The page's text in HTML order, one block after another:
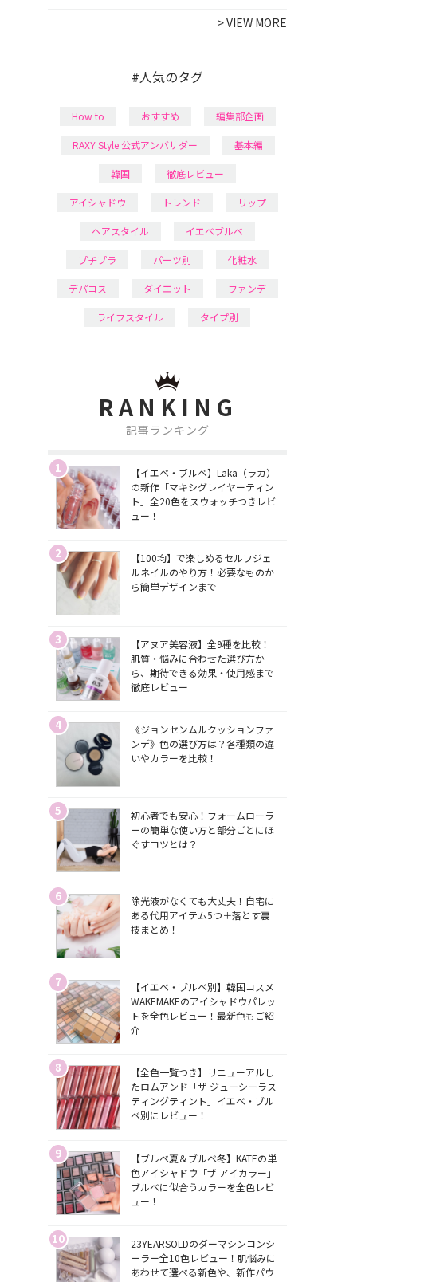
で最新情報をチェック。家事や育児の合
間に取り入れられる時短美容テクも実
>VIEW MORE
#人気のタグ
How to おすすめ 編集部企画
RAXY Style 公式アンバサダー 基本編
韓国 徹底レビュー
アイシャドウ トレンド リップ
ヘアスタイル イエベブルベ
プチプラ パーツ別 化粧水
デパコス ダイエット ファンデ
ライフスタイル タイプ別
RANKING
記事ランキング
1
【イエベ・ブルベ】Laka（ラカ）
の新作「マキシグレイヤーティン
ト」全20色をスウォッチつきレビ
ュー！
2
【100均】で楽しめるセルフジェ
ルネイルのやり方！必要なものか
ら簡単デザインまで
3
【アヌア美容液】全9種を比較！
肌質・悩みに合わせた選び方か
ら、期待できる効果・使用感まで
徹底レビュー
4
《ジョンセンムルクッションファ
ンデ》色の選び方は？各種類の違
いやカラーを比較！
5
初心者でも安心！フォームローラ
ーの簡単な使い方と部分ごとにほ
ぐすコツとは？
6
除光液がなくても大丈夫！自宅に
ある代用アイテム5つ＋落とす裏
技まとめ！
7
【イエベ・ブルベ別】韓国コスメ
WAKEMAKEのアイシャドウパレッ
トを全色レビュー！最新色もご紹
介
8
【全色一覧つき】リニューアルし
たロムアンド「ザ ジューシーラス
ティングティント」イエベ・ブル
ベ別にレビュー！
9
【ブルベ夏＆ブルベ冬】KATEの単
色アイシャドウ「ザ アイカラー」
ブルベに似合うカラーを全色レビ
ュー！
10
23YEARSOLDのダーマシンコンシ
ーラー全10色レビュー！肌悩みに
あわせて選べる新色や、新作パウ